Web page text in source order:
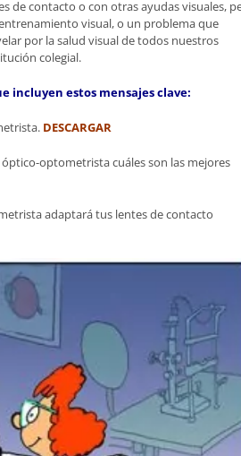
de contacto o con otras ayudas visuales,
visual, o un problema que
por la salud visual de todos nuestros
colegial.
incluyen estos mensajes clave:
DESCARGAR
optometrista cuáles son las mejores
adaptará tus lentes de contacto